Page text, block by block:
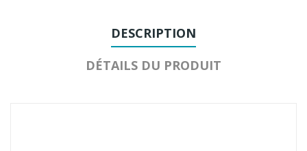
DESCRIPTION
DÉTAILS DU PRODUIT